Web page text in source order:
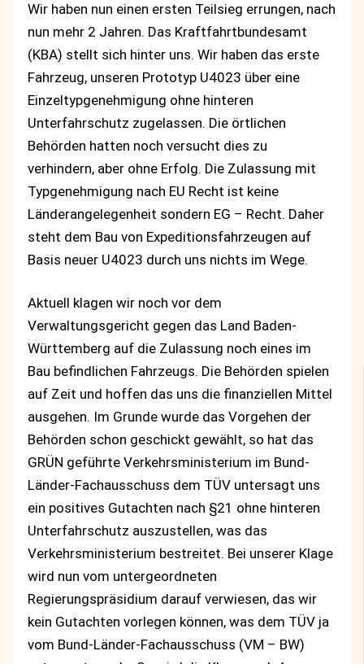
Wir haben nun einen ersten Teilsieg errungen, nach
nun mehr 2 Jahren. Das Kraftfahrtbundesamt
(KBA) stellt sich hinter uns. Wir haben das erste
Fahrzeug, unseren Prototyp U4023 über eine
Einzeltypgenehmigung ohne hinteren
Unterfahrschutz zugelassen. Die örtlichen
Behörden hatten noch versucht dies zu
verhindern, aber ohne Erfolg. Die Zulassung mit
Typgenehmigung nach EU Recht ist keine
Länderangelegenheit sondern EG – Recht. Daher
steht dem Bau von Expeditionsfahrzeugen auf
Basis neuer U4023 durch uns nichts im Wege.
Aktuell klagen wir noch vor dem
Verwaltungsgericht gegen das Land Baden-
Württemberg auf die Zulassung noch eines im
Bau befindlichen Fahrzeugs. Die Behörden spielen
auf Zeit und hoffen das uns die finanziellen Mittel
ausgehen. Im Grunde wurde das Vorgehen der
Behörden schon geschickt gewählt, so hat das
GRÜN geführte Verkehrsministerium im Bund-
Länder-Fachausschuss dem TÜV untersagt uns
ein positives Gutachten nach §21 ohne hinteren
Unterfahrschutz auszustellen, was das
Verkehrsministerium bestreitet. Bei unserer Klage
wird nun vom untergeordneten
Regierungspräsidium darauf verwiesen, das wir
kein Gutachten vorlegen können, was dem TÜV ja
vom Bund-Länder-Fachausschuss (VM – BW)